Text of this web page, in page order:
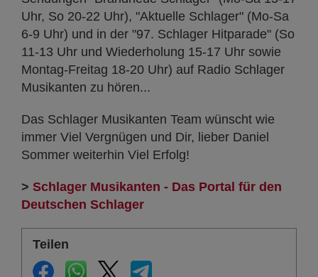
Uhr, So 20-22 Uhr), "Aktuelle Schlager" (Mo-Sa
6-9 Uhr) und in der "97. Schlager Hitparade" (So
11-13 Uhr und Wiederholung 15-17 Uhr sowie
Montag-Freitag 18-20 Uhr) auf Radio Schlager
Musikanten zu hören...
Das Schlager Musikanten Team wünscht wie
immer Viel Vergnügen und Dir, lieber Daniel
Sommer weiterhin Viel Erfolg!
> Schlager Musikanten - Das Portal für den
Deutschen Schlager
Teilen